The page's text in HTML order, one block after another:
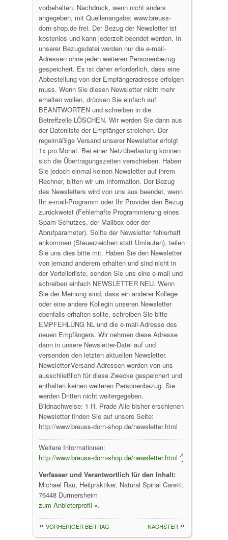
vorbehalten. Nachdruck, wenn nicht anders
angegeben, mit Quellenangabe: www.breuss-
dorn-shop.de frei. Der Bezug der Newsletter ist
kostenlos und kann jederzeit beendet werden. In
unserer Bezugsdatei werden nur die e-mail-
Adressen ohne jeden weiteren Personenbezug
gespeichert. Es ist daher erforderlich, dass eine
Abbestellung von der Empfängeradresse erfolgen
muss. Wenn Sie diesen Newsletter nicht mehr
erhalten wollen, drücken Sie einfach auf
BEANTWORTEN und schreiben in die
Betreffzeile LÖSCHEN. Wir werden Sie dann aus
der Datenliste der Empfänger streichen. Der
regelmäßige Versand unserer Newsletter erfolgt
1x pro Monat. Bei einer Netzüberlastung können
sich die Übertragungszeiten verschieben. Haben
Sie jedoch einmal keinen Newsletter auf ihrem
Rechner, bitten wir um Information. Der Bezug
des Newsletters wird von uns aus beendet, wenn
Ihr e-mail-Programm oder Ihr Provider den Bezug
zurückweist (Fehlerhafte Programmierung eines
Spam-Schutzes, der Mailbox oder der
Abrufparameter). Sollte der Newsletter fehlerhaft
ankommen (Steuerzeichen statt Umlauten), teilen
Sie uns dies bitte mit. Haben Sie den Newsletter
von jemand anderem erhalten und sind nicht in
der Verteilerliste, senden Sie uns eine e-mail und
schreiben einfach NEWSLETTER NEU. Wenn
Sie der Meinung sind, dass ein anderer Kollege
oder eine andere Kollegin unseren Newsletter
ebenfalls erhalten sollte, schreiben Sie bitte
EMPFEHLUNG NL und die e-mail-Adresse des
neuen Empfängers. Wir nehmen diese Adresse
dann in unsere Newsletter-Datei auf und
versenden den letzten aktuellen Newsletter.
Newsletter-Versand-Adressen werden von uns
ausschließlich für diese Zwecke gespeichert und
enthalten keinen weiteren Personenbezug. Sie
werden Dritten nicht weitergegeben.
Bildnachweise: 1 H. Prade Alle bisher erschienen
Newsletter finden Sie auf unsere Seite:
http://www.breuss-dorn-shop.de/newsletter.html
Weitere Informationen:
http://www.breuss-dorn-shop.de/newsletter.html
Verfasser und Verantwortlich für den Inhalt:
Michael Rau, Heilpraktiker, Natural Spinal Care®,
76448 Durmersheim
zum Anbieterprofil ».
NÄCHSTER
VORHERIGER BEITRAG